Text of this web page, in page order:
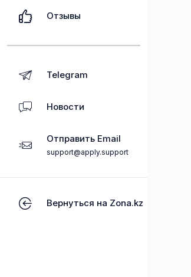
Отзывы
Telegram
Новости
Отправить Email
support@apply.support
Вернуться на Zona.kz